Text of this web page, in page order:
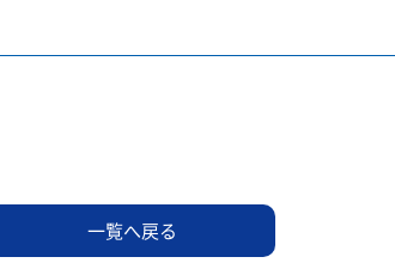
一覧へ戻る